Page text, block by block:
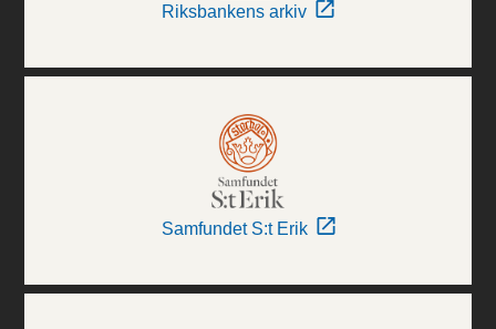
Riksbankens arkiv
Samfundet S:t Erik